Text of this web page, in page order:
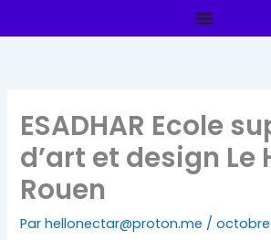
au
ESADHAR Ecole
d’art et design Le
Rouen
Parhellonectar@proton.me /octobre